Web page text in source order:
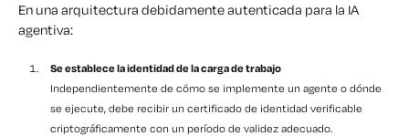
En una arquitectura debidamente autenticada para la IA
agentiva:
Se establece la identidad de la carga de trabajo
Independientemente de cómo se implemente un agente o dónde
se ejecute, debe recibir un certificado de identidad verificable
criptográficamente con un período de validez adecuado.